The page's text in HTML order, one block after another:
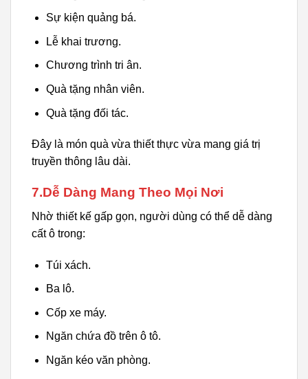
Sự kiện quảng bá.
Lễ khai trương.
Chương trình tri ân.
Quà tặng nhân viên.
Quà tặng đối tác.
Đây là món quà vừa thiết thực vừa mang giá trị
truyền thông lâu dài.
7.Dễ Dàng Mang Theo Mọi Nơi
Nhờ thiết kế gấp gọn, người dùng có thể dễ dàng
cất ô trong:
Túi xách.
Ba lô.
Cốp xe máy.
Ngăn chứa đồ trên ô tô.
Ngăn kéo văn phòng.